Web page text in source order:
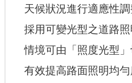
天候狀況進行適應性
採用可變光型之道路
情境可由「照度光型
有效提高路面照明均